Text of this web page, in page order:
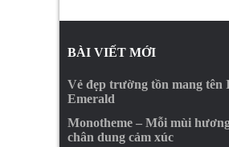
BÀI VIẾT MỚI
Vẻ đẹp trường tồn mang tên
Emerald
Monotheme – Mỗi mùi
chân dung cảm xúc